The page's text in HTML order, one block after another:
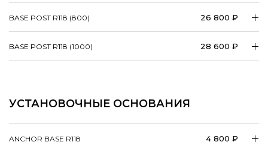
BASE POST R118 (800) 26 800 ₽
BASE POST R118 (1000) 28 600 ₽
УСТАНОВОЧНЫЕ ОСНОВАНИЯ
ANCHOR BASE R118 4 800 ₽